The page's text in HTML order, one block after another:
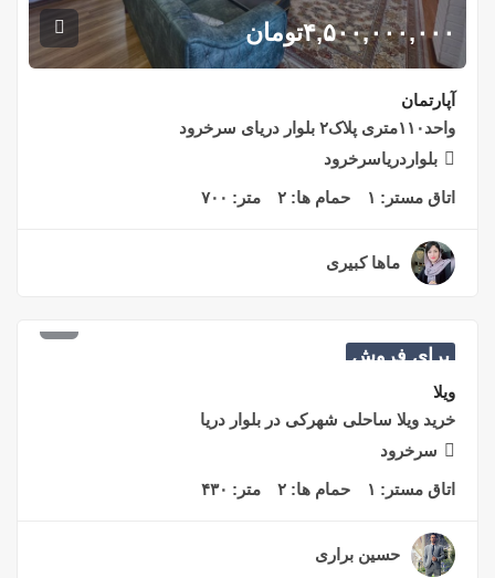
آپارتمان
واحد۱۳۰متری فول فرنیش در ۳۰متری دوم بلواردریای شهر
توریستی سرخرود
بلواردریاسرخرود
اتاق مستر:۱ حمام ها:
۴,۵۰۰,۰۰۰,۰۰۰